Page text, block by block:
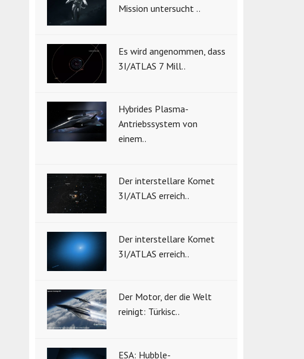
Mission untersucht ..
Es wird angenommen, dass
3I/ATLAS 7 Mill..
Hybrides Plasma-
Antriebssystem von
einem..
Der interstellare Komet
3I/ATLAS erreich..
Der interstellare Komet
3I/ATLAS erreich..
Der Motor, der die Welt
reinigt: Türkisc..
ESA: Hubble-